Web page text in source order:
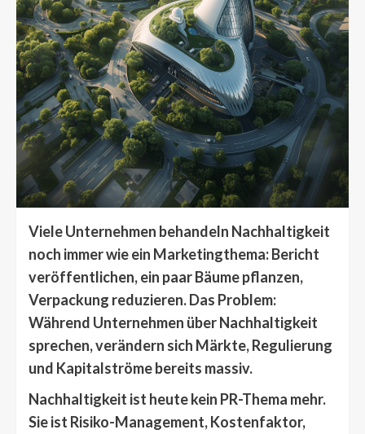
Viele Unternehmen behandeln Nachhaltigkeit
noch immer wie ein Marketingthema: Bericht
veröffentlichen, ein paar Bäume pflanzen,
Verpackung reduzieren. Das Problem:
Während Unternehmen über Nachhaltigkeit
sprechen, verändern sich Märkte, Regulierung
und Kapitalströme bereits massiv.
Nachhaltigkeit ist heute kein PR-Thema mehr.
Sie ist Risiko-Management, Kostenfaktor,